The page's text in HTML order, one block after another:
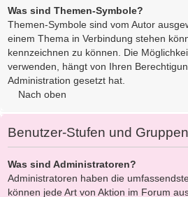
Was sind Themen-Symbole?
Themen-Symbole sind vom Autor
einem Thema in Verbindung stehen
kennzeichnen zu können. Die
verwenden, hängt von Ihren
Administration gesetzt hat.
Nach oben
Benutzer-Stufen und Gruppen
Was sind Administratoren?
Administratoren haben die
können jede Art von Aktion im Forum